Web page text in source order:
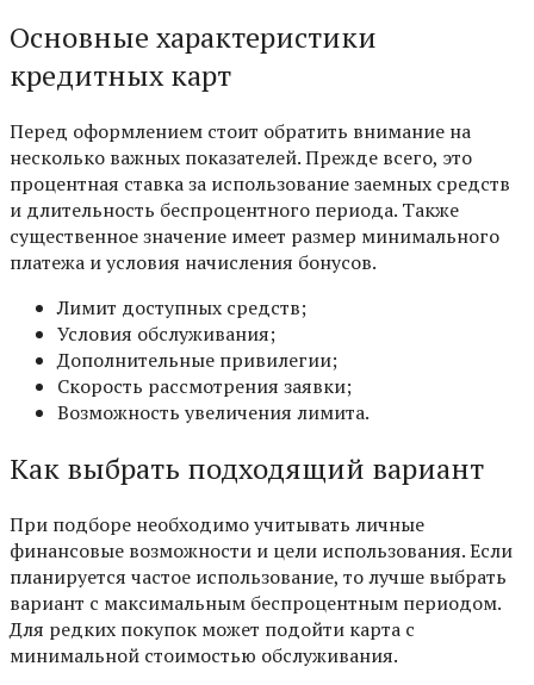
Основные характеристики
кредитных карт
Перед оформлением стоит обратить внимание на
несколько важных показателей. Прежде всего, это
процентная ставка за использование заемных средств
и длительность беспроцентного периода. Также
существенное значение имеет размер минимального
платежа и условия начисления бонусов.
Лимит доступных средств;
Условия обслуживания;
Дополнительные привилегии;
Скорость рассмотрения заявки;
Возможность увеличения лимита.
Как выбрать подходящий вариант
При подборе необходимо учитывать личные
финансовые возможности и цели использования. Если
планируется частое использование, то лучше выбрать
вариант с максимальным беспроцентным периодом.
Для редких покупок может подойти карта с
минимальной стоимостью обслуживания.